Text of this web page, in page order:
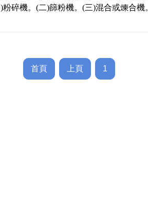
粉碎機。(二)篩粉機。(三)混合或煉合機
首頁 上頁 1